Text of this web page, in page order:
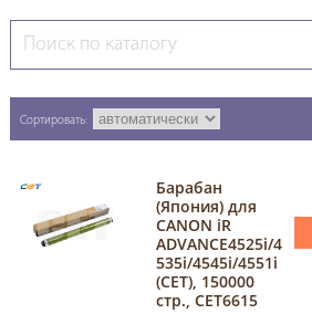
Сортировать:
Барабан
(Япония) для
CANON iR
ADVANCE4525i/4
535i/4545i/4551i
(CET), 150000
стр., CET6615